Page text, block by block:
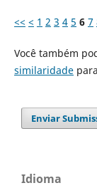
<< < 1 2 3 4 5 6 7
Você também
similaridade
Enviar
Idioma